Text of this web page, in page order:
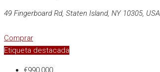
49 Fingerboard Rd, Staten Island, NY 10305, USA
Comprar
Etiqueta destacada
€990,000